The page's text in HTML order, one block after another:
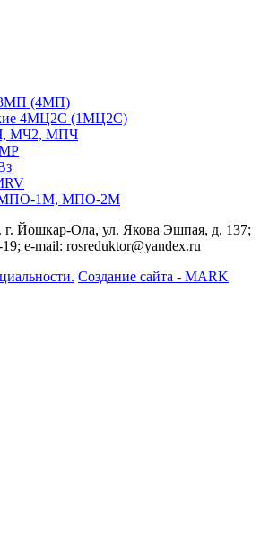
3МП (4МП)
4МЦ2С (1МЦ2С)
МЧ2, МПЧ
МР
МПО-1М, МПО-2М
г. Йошкар-Ола, ул. Якова Эшпая, д. 137;
e-mail: rosreduktor@yandex.ru
Создание сайта - MARK